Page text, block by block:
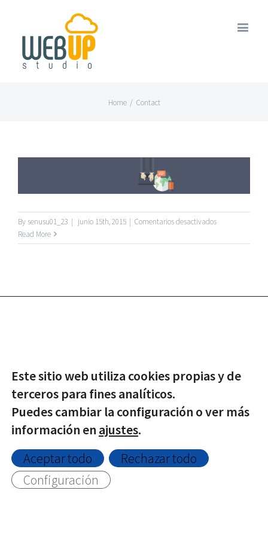
Home / Contact
By senusu01_23 | junio 15th, 2015 | Comentarios desactivadosen
Read More
Protección de datos |Política de Privacidad Aviso Legal
Política de Cookies
Twitter
Este sitio web utiliza cookies propias y de
terceros para fines analíticos.
Puedes cambiar la configuración o ver más
información en ajustes.
Aceptar todo
Rechazar todo
Configuración